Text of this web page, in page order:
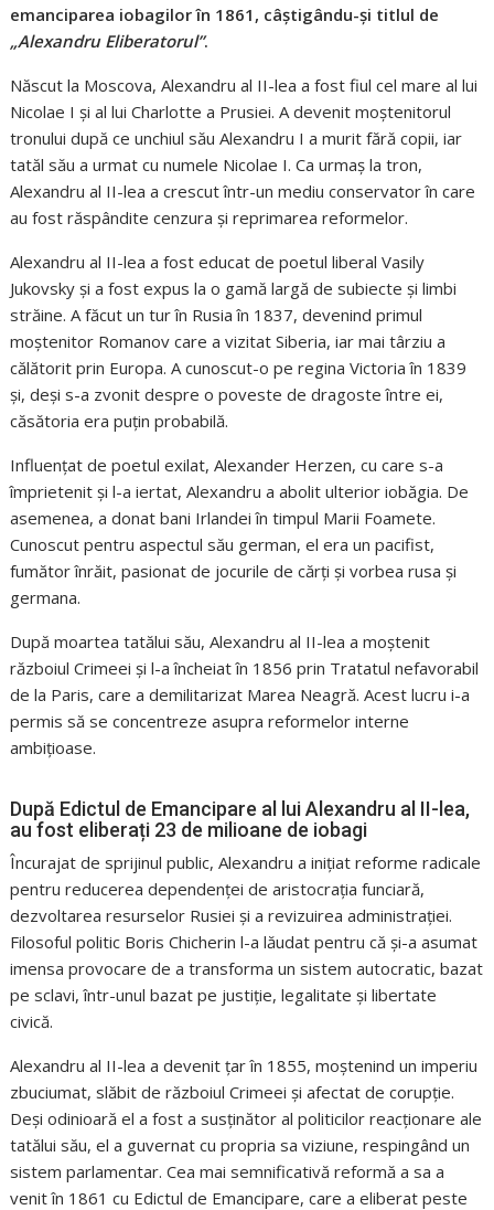
emanciparea iobagilor în 1861, câștigându-și titlul de
„Alexandru Eliberatorul”.
Născut la Moscova, Alexandru al II-lea a fost fiul cel mare al lui
Nicolae I și al lui Charlotte a Prusiei. A devenit moștenitorul
tronului după ce unchiul său Alexandru I a murit fără copii, iar
tatăl său a urmat cu numele Nicolae I. Ca urmaș la tron,
Alexandru al II-lea a crescut într-un mediu conservator în care
au fost răspândite cenzura și reprimarea reformelor.
Alexandru al II-lea a fost educat de poetul liberal Vasily
Jukovsky și a fost expus la o gamă largă de subiecte și limbi
străine. A făcut un tur în Rusia în 1837, devenind primul
moștenitor Romanov care a vizitat Siberia, iar mai târziu a
călătorit prin Europa. A cunoscut-o pe regina Victoria în 1839
și, deși s-a zvonit despre o poveste de dragoste între ei,
căsătoria era puțin probabilă.
Influențat de poetul exilat, Alexander Herzen, cu care s-a
împrietenit și l-a iertat, Alexandru a abolit ulterior iobăgia. De
asemenea, a donat bani Irlandei în timpul Marii Foamete.
Cunoscut pentru aspectul său german, el era un pacifist,
fumător înrăit, pasionat de jocurile de cărți și vorbea rusa și
germana.
După moartea tatălui său, Alexandru al II-lea a moștenit
războiul Crimeei și l-a încheiat în 1856 prin Tratatul nefavorabil
de la Paris, care a demilitarizat Marea Neagră. Acest lucru i-a
permis să se concentreze asupra reformelor interne
ambițioase.
După Edictul de Emancipare al lui Alexandru al II-lea,
au fost eliberați 23 de milioane de iobagi
Încurajat de sprijinul public, Alexandru a inițiat reforme radicale
pentru reducerea dependenței de aristocrația funciară,
dezvoltarea resurselor Rusiei și a revizuirea administrației.
Filosoful politic Boris Chicherin l-a lăudat pentru că și-a asumat
imensa provocare de a transforma un sistem autocratic, bazat
pe sclavi, într-unul bazat pe justiție, legalitate și libertate
civică.
Alexandru al II-lea a devenit țar în 1855, moștenind un imperiu
zbuciumat, slăbit de războiul Crimeei și afectat de corupție.
Deși odinioară el a fost a susținător al politicilor reacționare ale
tatălui său, el a guvernat cu propria sa viziune, respingând un
sistem parlamentar. Cea mai semnificativă reformă a sa a
venit în 1861 cu Edictul de Emancipare, care a eliberat peste